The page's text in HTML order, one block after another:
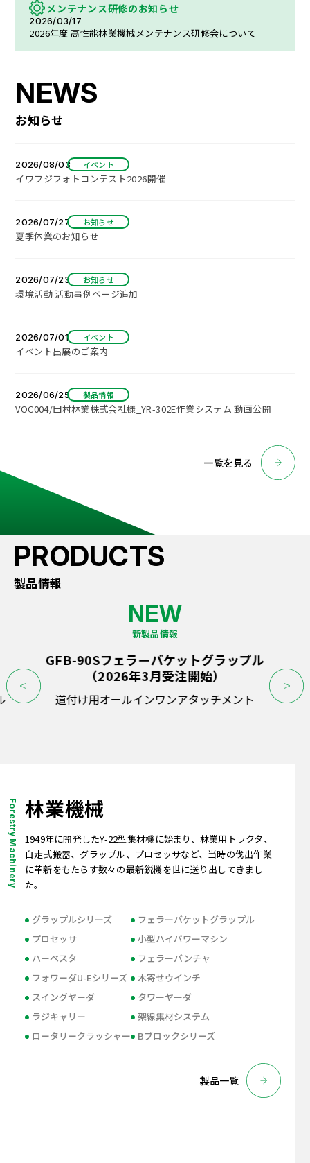
メンテナンス研修のお知らせ
2026/03/17
2026年度 高性能林業機械メンテナンス研修会について
お知らせ
一覧を見る
2026/08/03 イベント
イワフジフォトコンテスト2026開催
2026/07/27 お知らせ
夏季休業のお知らせ
2026/07/23 お知らせ
環境活動 活動事例ページ追加
2026/07/01 イベント
イベント出展のご案内
2026/06/25 製品情報
VOC004/田村林業株式会社様_YR-302E作業システム 動画公開
製品情報
新製品情報
GFB-90Sフェラーバケットグラップル
（2026年3月受注開始）
道付け用オールインワンアタッチメント
林業機械
1949年に開発したY-22型集材機に始まり、林業用トラクタ、
自走式搬器、グラップル、プロセッサなど、当時の伐出作業
に革新をもたらす数々の最新鋭機を世に送り出してきまし
た。
グラップルシリーズ
プロセッサ
ハーベスタ
フォワーダU-Eシリーズ
スイングヤーダ
ラジキャリー
ロータリークラッシャー
フェラーバケットグラップル
小型ハイパワーマシン
フェラーバンチャ
木寄せウインチ
タワーヤーダ
架線集材システム
Bブロックシリーズ
製品一覧